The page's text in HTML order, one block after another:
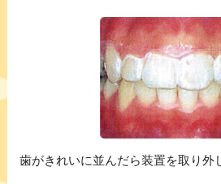
歯がきれいに並んだら装置を取り外